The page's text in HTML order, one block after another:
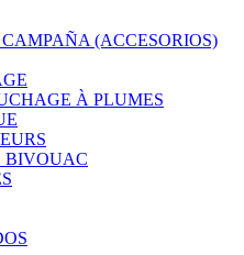
(ACCESORIOS)
À PLUMES
BIVOUAC